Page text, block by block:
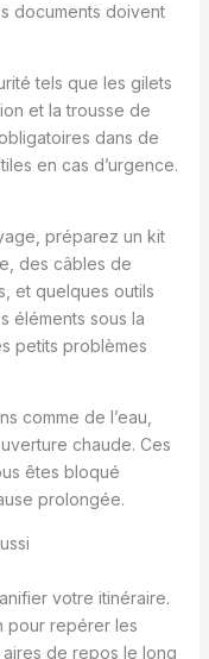
documents doivent
tels que les gilets
et la trousse de
dans de
en cas d’urgence.
préparez un kit
des câbles de
et quelques outils
éléments sous la
petits problèmes
comme de l’eau,
chaude. Ces
êtes bloqué
prolongée.
votre itinéraire.
pour repérer les
de repos le long